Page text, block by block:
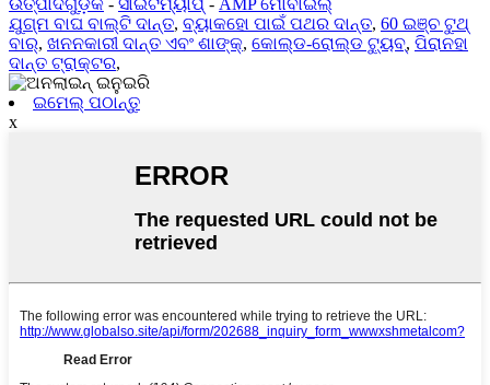
ଉତ୍ପାଦଗୁଡ଼ିକ - ସାଇଟମ୍ୟାପ୍ - AMP ମୋବାଇଲ୍
ଯୁଗ୍ମ ବାଘ ବାଲ୍ଟି ଦାନ୍ତ, ବ୍ୟାକହୋ ପାଇଁ ପଥର ଦାନ୍ତ, 60 ଇଞ୍ଚ ଟୁଥ୍
ବାର୍, ଖନନକାରୀ ଦାନ୍ତ ଏବଂ ଶାଙ୍କ୍, କୋଲ୍ଡ-ରୋଲ୍ଡ ଟ୍ୟୁବ୍, ପିରାନହା
ଦାନ୍ତ ଟ୍ରାକ୍ଟର,
ଇମେଲ୍ ପଠାନ୍ତୁ
x